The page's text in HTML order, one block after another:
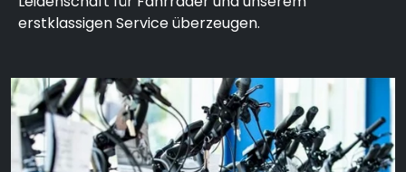
erstklassigen Service überzeugen.